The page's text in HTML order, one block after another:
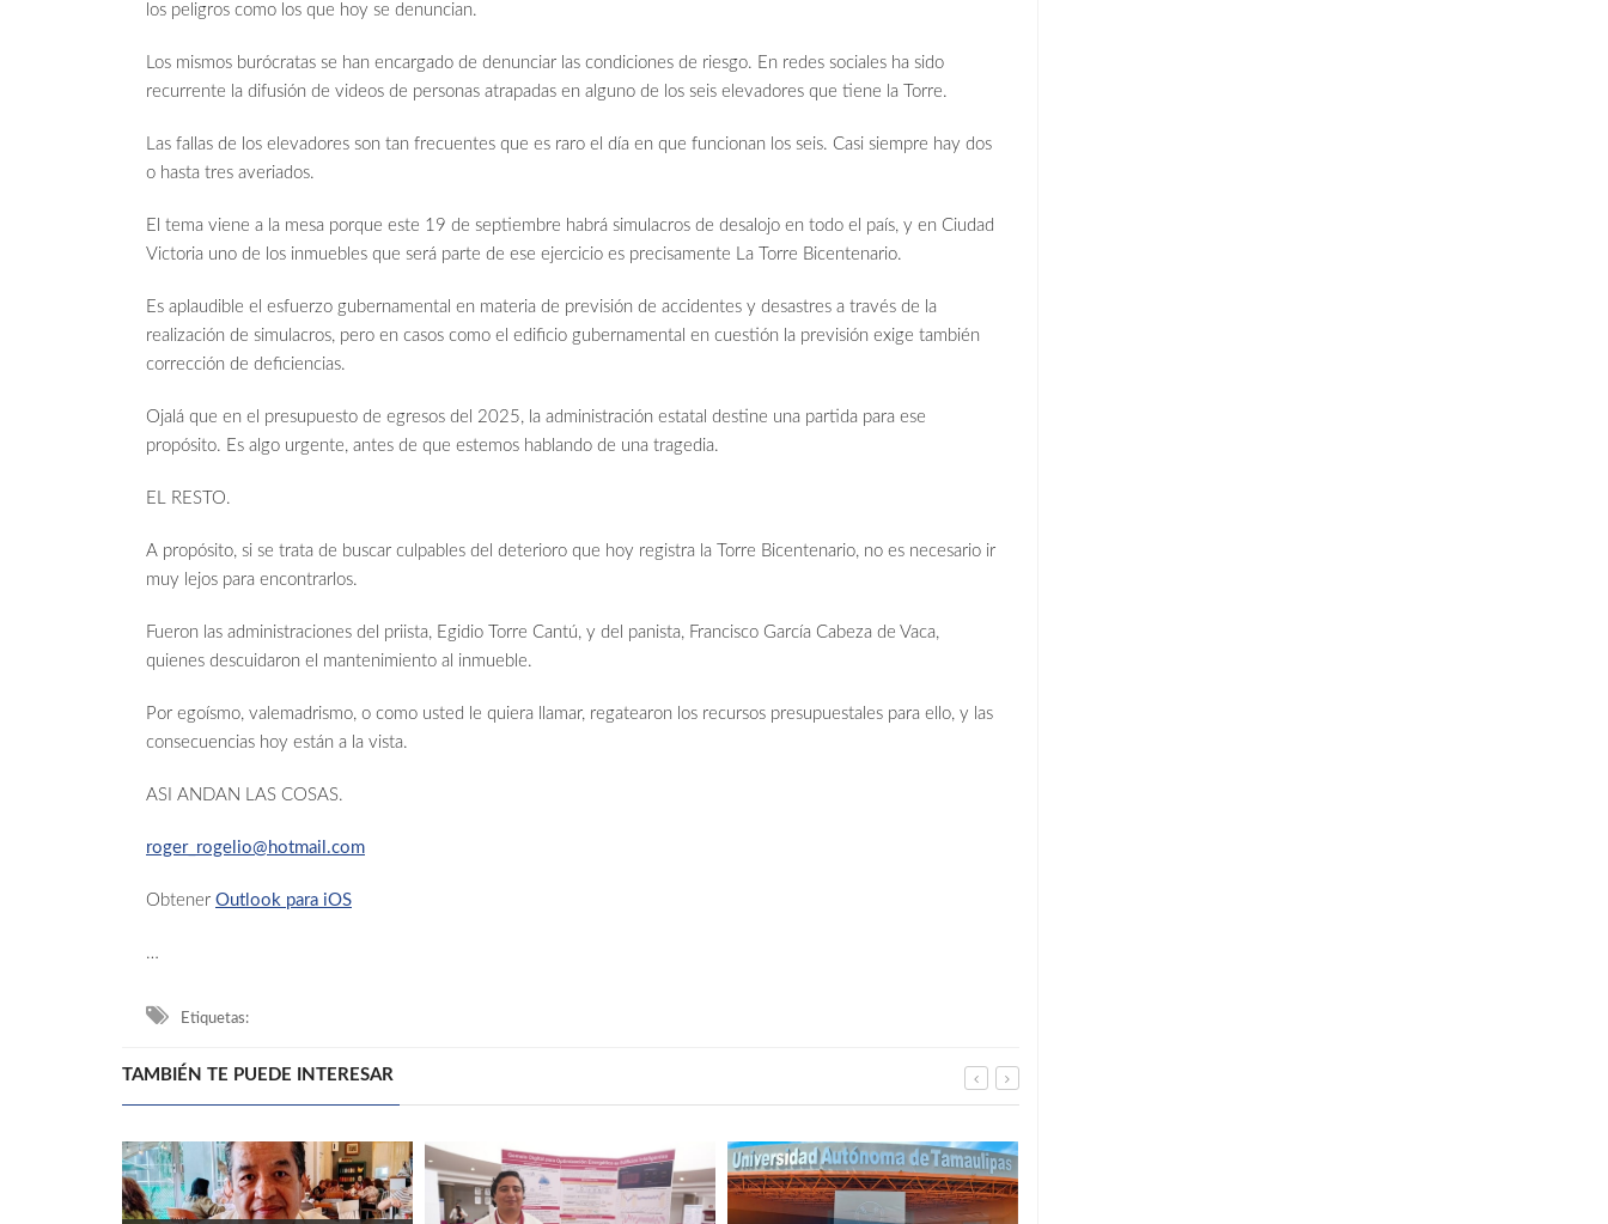
los peligros como los que hoy se denuncian.
Los mismos burócratas se han encargado de denunciar las condiciones de riesgo. En redes sociales ha sido
recurrente la difusión de videos de personas atrapadas en alguno de los seis elevadores que tiene la Torre.
Las fallas de los elevadores son tan frecuentes que es raro el día en que funcionan los seis. Casi siempre hay dos
o hasta tres averiados.
El tema viene a la mesa porque este 19 de septiembre habrá simulacros de desalojo en todo el país, y en Ciudad
Victoria uno de los inmuebles que será parte de ese ejercicio es precisamente La Torre Bicentenario.
Es aplaudible el esfuerzo gubernamental en materia de previsión de accidentes y desastres a través de la
realización de simulacros, pero en casos como el edificio gubernamental en cuestión la previsión exige también
corrección de deficiencias.
Ojalá que en el presupuesto de egresos del 2025, la administración estatal destine una partida para ese
propósito. Es algo urgente, antes de que estemos hablando de una tragedia.
EL RESTO.
A propósito, si se trata de buscar culpables del deterioro que hoy registra la Torre Bicentenario, no es necesario ir
muy lejos para encontrarlos.
Fueron las administraciones del priista, Egidio Torre Cantú, y del panista, Francisco García Cabeza de Vaca,
quienes descuidaron el mantenimiento al inmueble.
Por egoísmo, valemadrismo, o como usted le quiera llamar, regatearon los recursos presupuestales para ello, y las
consecuencias hoy están a la vista.
ASI ANDAN LAS COSAS.
roger_rogelio@hotmail.com
Obtener Outlook para iOS
…
Etiquetas:
TAMBIÉN TE PUEDE INTERESAR